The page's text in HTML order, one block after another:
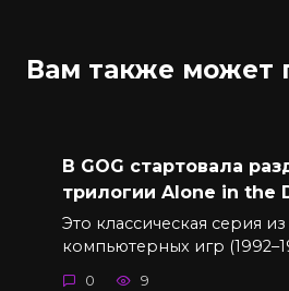
Вам также может
В GOG стартовала
трилогии Alone in the
Это классическая серия из
компьютерных игр
0 9